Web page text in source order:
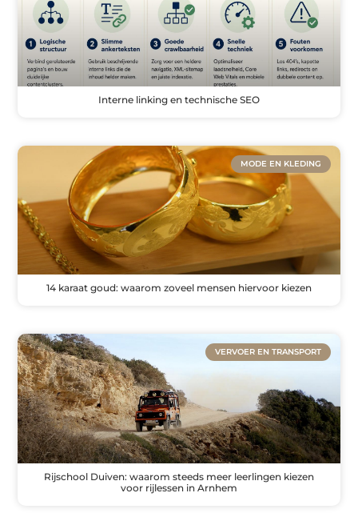
Interne linking en technische SEO
MODE EN KLEDING
14 karaat goud: waarom zoveel mensen hiervoor kiezen
VERVOER EN TRANSPORT
Rijschool Duiven: waarom steeds meer leerlingen kiezen
voor rijlessen in Arnhem